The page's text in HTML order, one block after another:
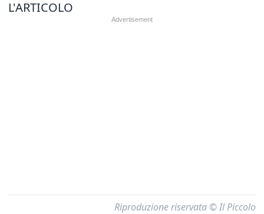
L'ARTICOLO
Riproduzione riservata © Il Piccolo